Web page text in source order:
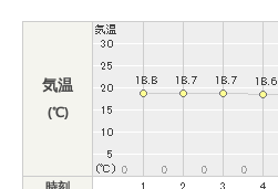
気温
(℃)